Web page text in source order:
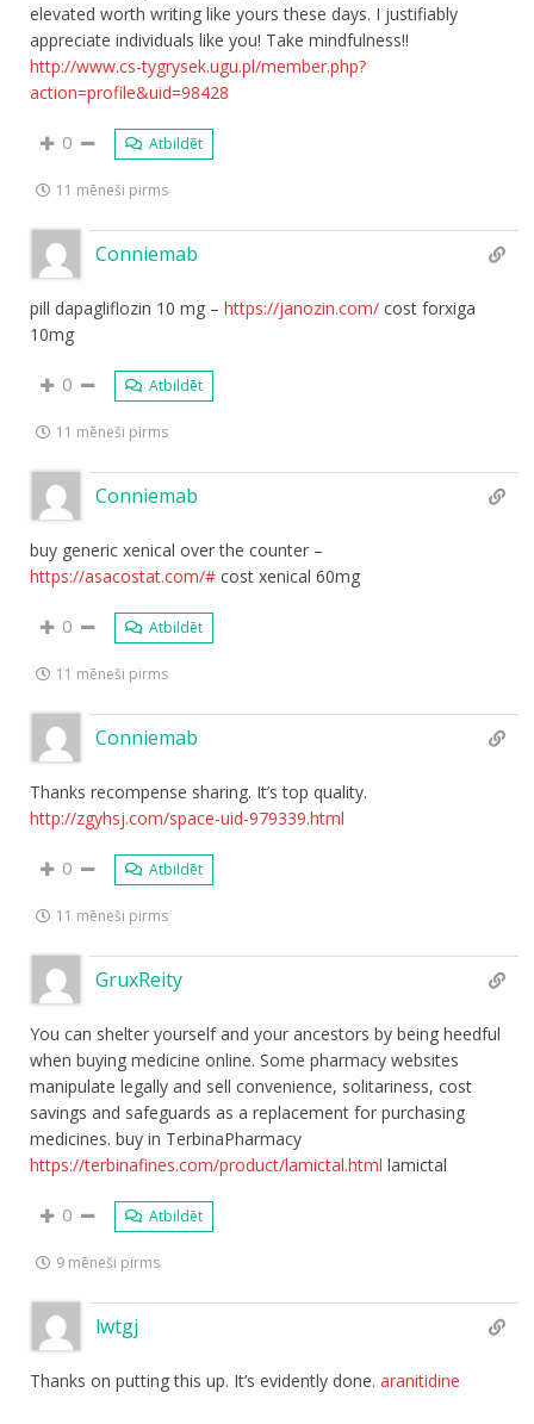
elevated worth writing like yours these days. I justifiably
appreciate individuals like you! Take mindfulness!!
http://www.cs-tygrysek.ugu.pl/member.php?
action=profile&uid=98428
0 Atbildēt
11 mēneši pirms
Conniemab
pill dapagliflozin 10 mg –https://janozin.com/ cost forxiga
10mg
0 Atbildēt
11 mēneši pirms
Conniemab
buy generic xenical over the counter –
https://asacostat.com/# cost xenical 60mg
0 Atbildēt
11 mēneši pirms
Conniemab
Thanks recompense sharing. It’s top quality.
http://zgyhsj.com/space-uid-979339.html
0 Atbildēt
11 mēneši pirms
GruxReity
You can shelter yourself and your ancestors by being heedful
when buying medicine online. Some pharmacy websites
manipulate legally and sell convenience, solitariness, cost
savings and safeguards as a replacement for purchasing
medicines. buy in TerbinaPharmacy
https://terbinafines.com/product/lamictal.html lamictal
0 Atbildēt
9 mēneši pirms
lwtgj
Thanks on putting this up. It’s evidently done.aranitidine